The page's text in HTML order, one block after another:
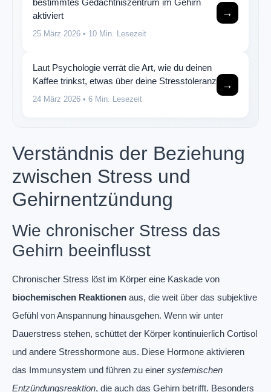
bestimmtes Gedächtniszentrum im Gehirn
aktiviert
25 März 2026 • 10 Min. Lesezeit
→
Laut Psychologie verrät die Art, wie du deinen
Kaffee trinkst, etwas über deine Stresstoleranz
24 März 2026 • 6 Min. Lesezeit
→
Verständnis der Beziehung
zwischen Stress und
Gehirnentzündung
Wie chronischer Stress das
Gehirn beeinflusst
Chronischer Stress löst im Körper eine Kaskade von
biochemischen Reaktionen aus, die weit über das subjektive
Gefühl von Anspannung hinausgehen. Wenn wir unter
Dauerstress stehen, schüttet der Körper kontinuierlich Cortisol
und andere Stresshormone aus. Diese Hormone aktivieren
das Immunsystem und führen zu einer systemischen
Entzündungsreaktion, die auch das Gehirn betrifft. Besonders